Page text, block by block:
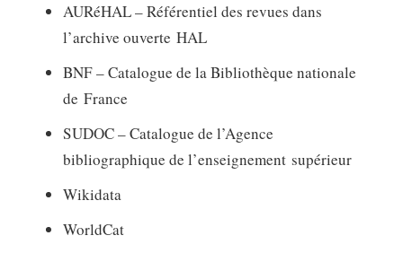
AURéHAL – Référentiel des revues dans
l’archive ouverte HAL
BNF – Catalogue de la Bibliothèque nationale
de France
SUDOC – Catalogue de l’Agence
bibliographique de l’enseignement supérieur
Wikidata
WorldCat